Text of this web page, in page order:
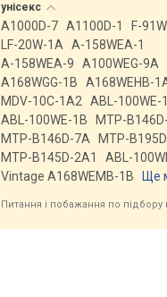
унісекс
A1000D-7 A1100D-1
F-
LF-20W-1A
A-158WEA-1
A-158WEA-9
A100WEG-9A
A168WGG-1B
A168WEHB-
MDV-10C-1A2
ABL-100WE-
ABL-100WE-1B
MTP-
MTP-B146D-7A
MTP-
MTP-B145D-2A1
ABL-
Vintage A168WEMB-1B
Ще
Питання і побажання по